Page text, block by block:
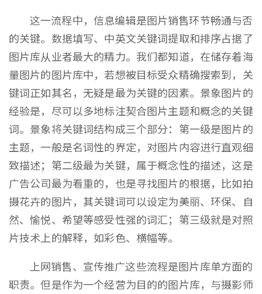
这一流程中，信息编辑是图片销售环节畅通与否
的关键。数据填写、中英文关键词提取和排序占据了
图片库从业者最大的精力。我们都知道，在储存着海
量图片的图片库中，若想被目标受众精确搜索到，关
键词正如其名，无疑是最为关键的因素。景象图片的
经验是，尽可以多地标注契合图片主题和概念的关键
词。景象将关键词结构成三个部分：第一级是图片的
主题，一般是名词性的界定，对图片内容进行直观细
致描述；第二级最为关键，属于概念性的描述，这是
广告公司最为看重的，也是寻找图片的根据，比如拍
摄花卉的图片，其关键词可以设定为美丽、环保、自
然、愉悦、希望等感受性强的词汇；第三级就是对照
片技术上的解释，如彩色、横幅等。
上网销售、宣传推广这些流程是图片库单方面的
职责。但是作为一个经营为目的的图片库，与摄影师